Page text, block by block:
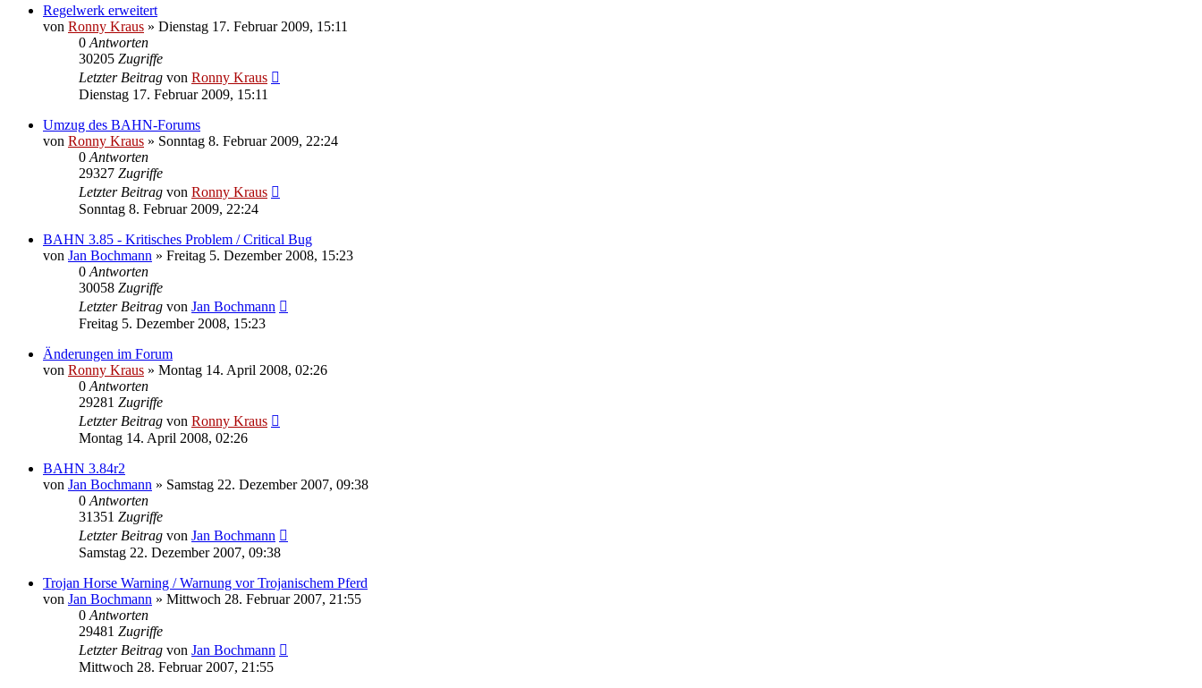
Regelwerk erweitert
von Ronny Kraus » Dienstag 17. Februar 2009, 15:11
0 Antworten
30205 Zugriffe
Letzter Beitrag von Ronny Kraus
Dienstag 17. Februar 2009, 15:11
Umzug des BAHN-Forums
von Ronny Kraus » Sonntag 8. Februar 2009, 22:24
0 Antworten
29327 Zugriffe
Letzter Beitrag von Ronny Kraus
Sonntag 8. Februar 2009, 22:24
BAHN 3.85 - Kritisches Problem / Critical Bug
von Jan Bochmann » Freitag 5. Dezember 2008, 15:23
0 Antworten
30058 Zugriffe
Letzter Beitrag von Jan Bochmann
Freitag 5. Dezember 2008, 15:23
Änderungen im Forum
von Ronny Kraus » Montag 14. April 2008, 02:26
0 Antworten
29281 Zugriffe
Letzter Beitrag von Ronny Kraus
Montag 14. April 2008, 02:26
BAHN 3.84r2
von Jan Bochmann » Samstag 22. Dezember 2007, 09:38
0 Antworten
31351 Zugriffe
Letzter Beitrag von Jan Bochmann
Samstag 22. Dezember 2007, 09:38
Trojan Horse Warning / Warnung vor Trojanischem Pferd
von Jan Bochmann » Mittwoch 28. Februar 2007, 21:55
0 Antworten
29481 Zugriffe
Letzter Beitrag von Jan Bochmann
Mittwoch 28. Februar 2007, 21:55